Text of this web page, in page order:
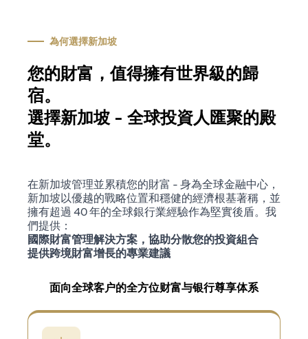
為何選擇新加坡
您的財富，值得擁有世界級的歸
宿。
選擇新加坡 - 全球投資人匯聚的殿
堂。
在新加坡管理並累積您的財富 - 身為全球金融中心，
新加坡以優越的戰略位置和穩健的經濟根基著稱，並
擁有超過 40 年的全球銀行業經驗作為堅實後盾。我
們提供：
國際財富管理解決方案，協助分散您的投資組合
提供跨境財富增長的專業建議
面向全球客户的全方位财富与银行尊享体系